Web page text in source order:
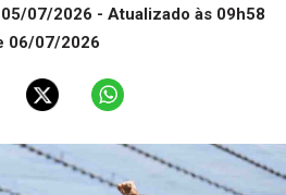
07/2026 - Atualizado às 09h58
06/07/2026